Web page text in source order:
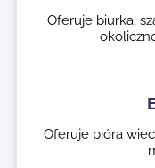
Oferuje biurka,
Oferuje pióra